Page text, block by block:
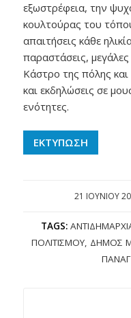
εξωστρέφεια, την
κουλτούρας του
απαιτήσεις κάθε
παραστάσεις, μεγάλες
Κάστρο της πόλης
και εκδηλώσεις σε
ενότητες.
ΕΚΤΥΠΩΣΗ
21 ΙΟΥΝΊΟΥ
/
TAGS:
ΠΟΛΙΤΙΣΜΟΎ, ΔΉΜΟΣ